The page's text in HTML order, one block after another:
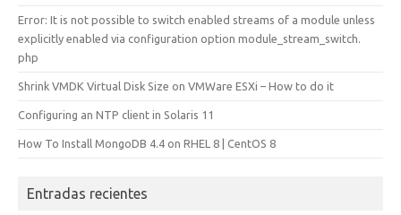
Error: It is not possible to switch enabled streams of a module unless
explicitly enabled via configuration option module_stream_switch.
php
Shrink VMDK Virtual Disk Size on VMWare ESXi – How to do it
Configuring an NTP client in Solaris 11
How To Install MongoDB 4.4 on RHEL 8 | CentOS 8
Entradas recientes